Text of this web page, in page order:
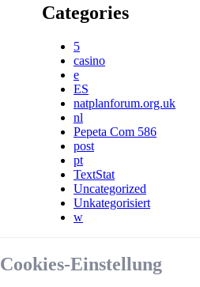
Categories
5
casino
e
ES
natplanforum.org.uk
nl
Pepeta Com 586
post
pt
TextStat
Uncategorized
Unkategorisiert
w
Cookies-Einstellung